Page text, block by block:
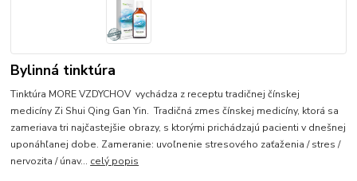
Bylinná tinktúra
Tinktúra MORE VZDYCHOV vychádza z receptu tradičnej čínskej
medicíny Zi Shui Qing Gan Yin. Tradičná zmes čínskej medicíny, ktorá sa
zameriava tri najčastejšie obrazy, s ktorými prichádzajú pacienti v dnešnej
uponáhľanej dobe. Zameranie: uvoľnenie stresového zaťaženia / stres /
nervozita / únav... celý popis